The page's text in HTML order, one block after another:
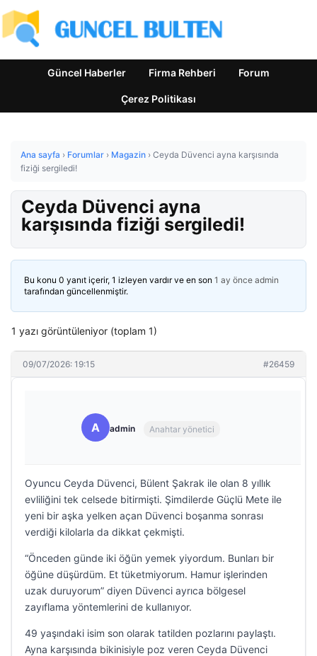
Güncel Haberler Firma Rehberi Forum
Çerez Politikası
Ana sayfa › Forumlar › Magazin › Ceyda Düvenci ayna karşısında
fiziği sergiledi!
Ceyda Düvenci ayna
karşısında fiziği sergiledi!
Bu konu 0 yanıt içerir, 1 izleyen vardır ve en son 1 ay önce admin
tarafından güncellenmiştir.
1 yazı görüntüleniyor (toplam 1)
09/07/2026: 19:15 #26459
A admin Anahtar yönetici
Oyuncu Ceyda Düvenci, Bülent Şakrak ile olan 8 yıllık
evliliğini tek celsede bitirmişti. Şimdilerde Güçlü Mete ile
yeni bir aşka yelken açan Düvenci boşanma sonrası
verdiği kilolarla da dikkat çekmişti.
“Önceden günde iki öğün yemek yiyordum. Bunları bir
öğüne düşürdüm. Et tüketmiyorum. Hamur işlerinden
uzak duruyorum” diyen Düvenci ayrıca bölgesel
zayıflama yöntemlerini de kullanıyor.
49 yaşındaki isim son olarak tatilden pozlarını paylaştı.
Ayna karşısında bikinisiyle poz veren Ceyda Düvenci